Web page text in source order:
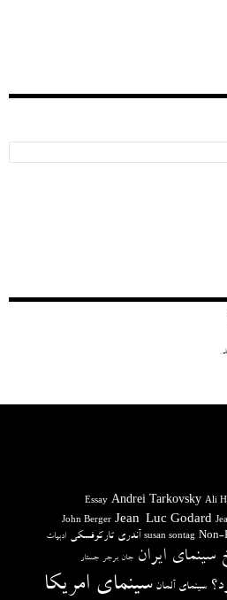
Ali
Andrei Tarkovsky
Essay
Jean-Luc Godard
John Berger
Non-
susan sontag آندری تارکوفسکی ادبیات
سینمای ایران جان برجر جستار
سینمای آلمان سینمای امریکا